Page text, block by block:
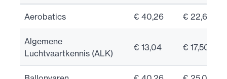
Aerobatics € 40,26 € 22,60
Algemene
Luchtvaartkennis (ALK)
€ 13,04 € 17,50